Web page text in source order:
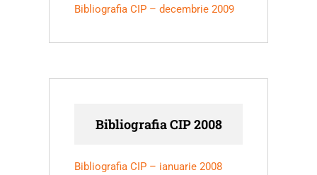
Bibliografia CIP – decembrie 2009
Bibliografia CIP 2008
Bibliografia CIP – ianuarie 2008